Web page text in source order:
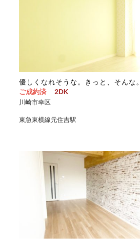
優しくなれそうな。きっと、そんな。
ご成約済
2DK
川崎市幸区
東急東横線元住吉駅